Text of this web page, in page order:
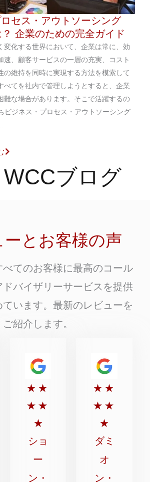
セス・アウトソーシング
？ 企業のための完全ガイド
変化する世界において、企業は常に、効
速、顧客サービスの一層の充実、コスト
の維持を同時に実現する方法を模索して
べてを社内で管理しようとすると、企業
難な場合があります。そこで活躍するの
ビジネス・プロセス・アウトソーシング
WCCブログ
ーとお客様の声
てのお客様に最高のコール
ドバイザリーサービスを提供
います。最新のレビューを
ご紹介します。
★ ★
★ ★
★
5
点
満
点
中
5
ショ
ー
ン・
★ ★
★ ★
★
5
点
点
5
ダミ
オ
ン・